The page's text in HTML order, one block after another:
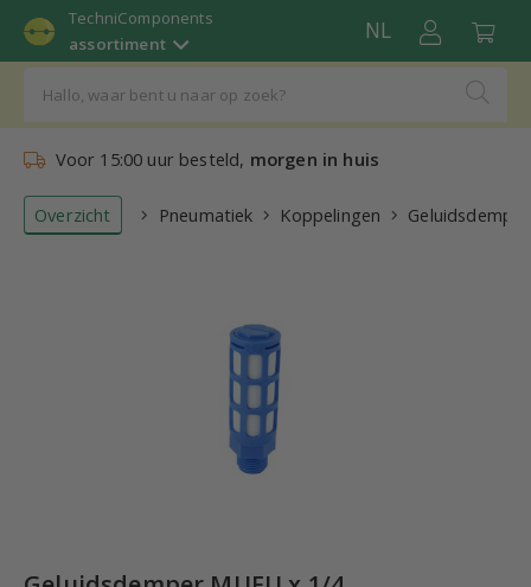
TechniComponents
assortiment
NL
Voor 15:00 uur besteld, morgen in huis
Overzicht Pneumatiek Koppelingen